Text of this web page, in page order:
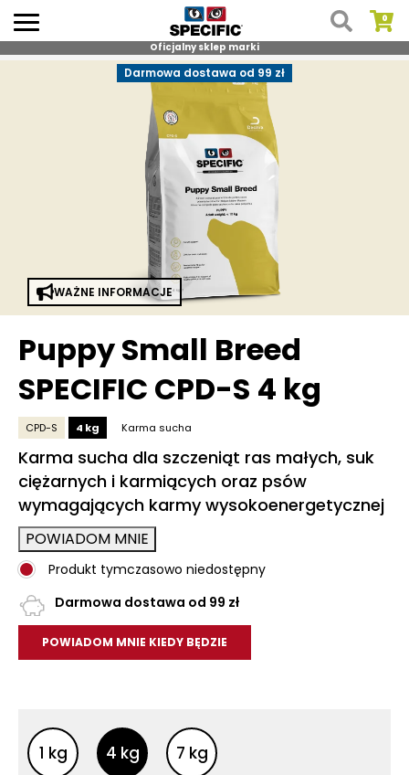
Skip
Oficjalny sklep marki
Darmowa dostawa od 99 zł
WAŻNE INFORMACJE
Puppy Small Breed
SPECIFIC CPD-S 4 kg
CPD-S 4 kg Karma sucha
Karma sucha dla szczeniąt ras małych, suk
ciężarnych i karmiących oraz psów
wymagających karmy wysokoenergetycznej
POWIADOM MNIE
Produkt tymczasowo niedostępny
Darmowa dostawa od 99 zł
POWIADOM MNIE KIEDY BĘDZIE
Inne opakowania
1 kg 4 kg 7 kg
Inne opakowania